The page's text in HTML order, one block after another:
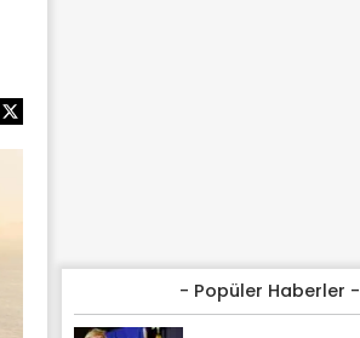
- Popüler Haberler -